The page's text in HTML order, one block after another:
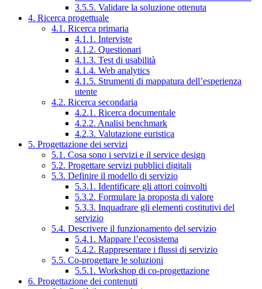
3.5.5. Validare la soluzione ottenuta
4. Ricerca progettuale
4.1. Ricerca primaria
4.1.1. Interviste
4.1.2. Questionari
4.1.3. Test di usabilità
4.1.4. Web analytics
4.1.5. Strumenti di mappatura dell’esperienza
utente
4.2. Ricerca secondaria
4.2.1. Ricerca documentale
4.2.2. Analisi benchmark
4.2.3. Valutazione euristica
5. Progettazione dei servizi
5.1. Cosa sono i servizi e il service design
5.2. Progettare servizi pubblici digitali
5.3. Definire il modello di servizio
5.3.1. Identificare gli attori coinvolti
5.3.2. Formulare la proposta di valore
5.3.3. Inquadrare gli elementi costitutivi del
servizio
5.4. Descrivere il funzionamento del servizio
5.4.1. Mappare l’ecosistema
5.4.2. Rappresentare i flussi di servizio
5.5. Co-progettare le soluzioni
5.5.1. Workshop di co-progettazione
6. Progettazione dei contenuti